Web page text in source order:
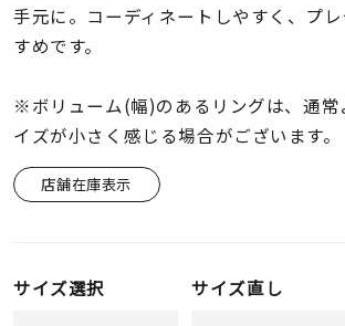
コレクション
レディース
～
手元に。コーディネートしやすく、プ
すめです。
※ボリューム(幅)のあるリングは、通常
イズが小さく感じる場合がございます。
店舗在庫表示
サイズ選択 サイズ直し